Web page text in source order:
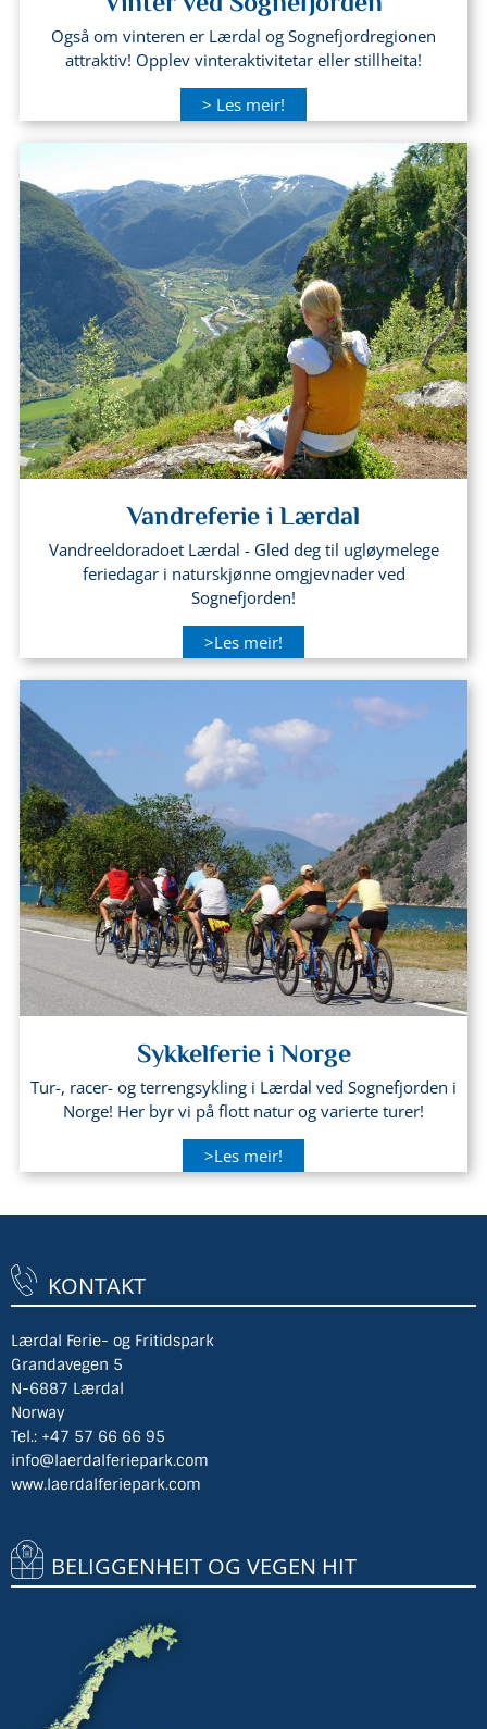
Også om vinteren er Lærdal og Sognefjordregionen
attraktiv! Opplev vinteraktivitetar eller stillheita!
> Les meir!
Vandreferie i Lærdal
Vandreeldoradoet Lærdal - Gled deg til ugløymelege
feriedagar i naturskjønne omgjevnader ved
Sognefjorden!
>Les meir!
Sykkelferie i Norge
Tur-, racer- og terrengsykling i Lærdal ved Sognefjorden i
Norge! Her byr vi på flott natur og varierte turer!
>Les meir!
KONTAKT
Lærdal Ferie- og Fritidspark
Grandavegen 5
N-6887 Lærdal
Norway
Tel.: +47 57 66 66 95
info@laerdalferiepark.com
www.laerdalferiepark.com
BELIGGENHEIT OG VEGEN HIT